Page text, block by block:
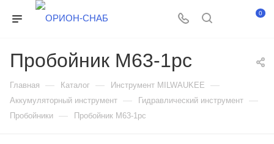
0
Пробойник M63-1pc
Главная — Каталог — Инструмент MILWAUKEE —
Аккумуляторный инструмент — Гидравлический инструмент —
Пробойники — Пробойник M63-1pc